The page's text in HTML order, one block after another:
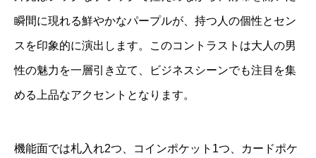
瞬間に現れる鮮やかなパープルが、持つ人の個性とセン
スを印象的に演出します。このコントラストは大人の男
性の魅力を一層引き立て、ビジネスシーンでも注目を集
める上品なアクセントとなります。
機能面では札入れ2つ、コインポケット1つ、カードポケ